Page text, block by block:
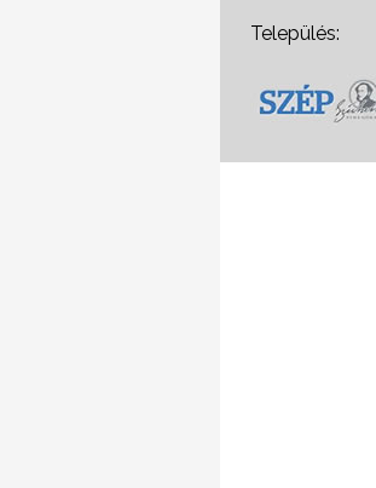
Település: